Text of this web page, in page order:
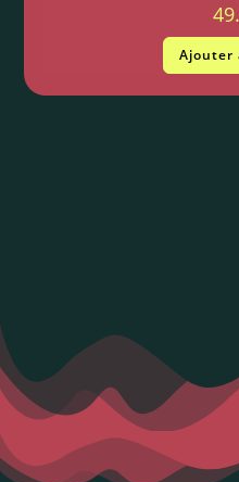
Ajouter